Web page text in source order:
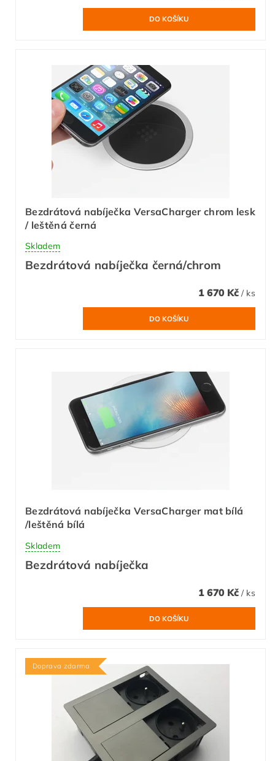
Bezdrátová nabíječka VersaCharger chrom lesk
/ leštěná černá
Skladem
Bezdrátová nabíječka černá/chrom
1 670 Kč / ks
Bezdrátová nabíječka VersaCharger mat bílá
/leštěná bílá
Skladem
Bezdrátová nabíječka
1 670 Kč / ks
Doprava zdarma